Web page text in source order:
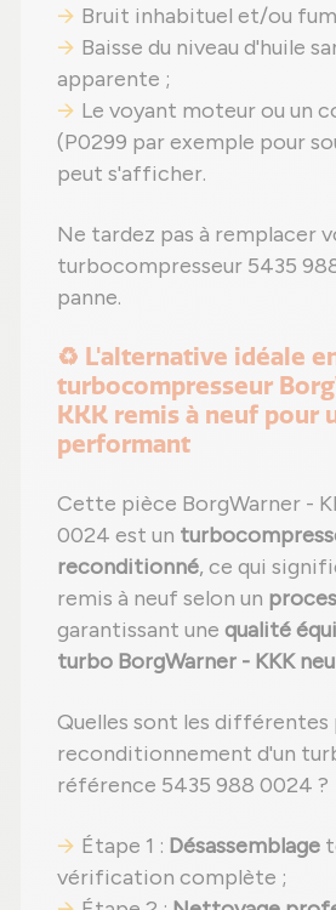
Bruit inhabituel et/ou
Baisse du niveau d'huile
apparente ;
Le voyant moteur ou un
(P0299 par exemple pour
peut s'afficher.
Ne tardez pas à remplacer
turbocompresseur 5435
panne.
♻️ L'alternative idéale
turbocompresseur
KKK remis à neuf pour
performant
Cette pièce BorgWarner -
0024 est un
reconditionné, ce qui
remis à neuf selon un
garantissant une qualité
turbo BorgWarner - KKK
Quelles sont les différentes
reconditionnement d'un
référence 5435 988 0024 ?
Étape 1 : Désassemblage
vérification complète ;